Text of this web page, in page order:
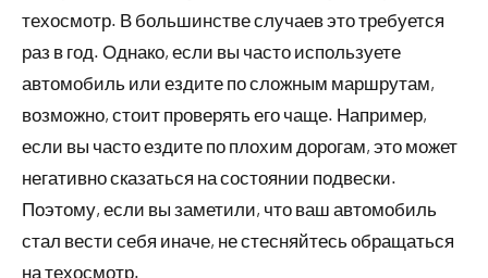
техосмотр. В большинстве случаев это требуется
раз в год. Однако, если вы часто используете
автомобиль или ездите по сложным маршрутам,
возможно, стоит проверять его чаще. Например,
если вы часто ездите по плохим дорогам, это может
негативно сказаться на состоянии подвески.
Поэтому, если вы заметили, что ваш автомобиль
стал вести себя иначе, не стесняйтесь обращаться
на техосмотр.